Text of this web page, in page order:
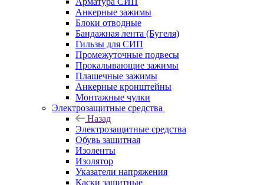
Анкерные зажимы
Блоки отводные
Бандажная лента (Бугеля)
Гильзы для СИП
Промежуточные подвесы
Прокалывающие зажимы
Плашечные зажимы
Анкерные кронштейны
Монтажные чулки
Электрозащитные средства
Назад
Электрозащитные средства
Обувь защитная
Изоленты
Изолятор
Указатели напряжения
Каски защитные